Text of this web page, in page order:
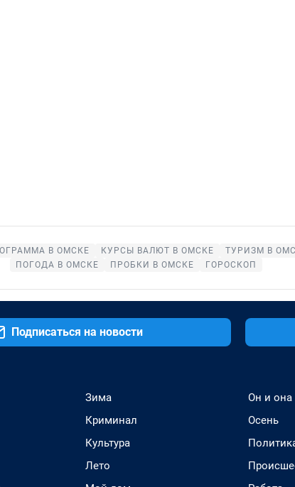
В ОМСКЕ КУРСЫ ВАЛЮТ В ОМСКЕ
ТУРИЗМ В
ПОГОДА В ОМСКЕ
ПРОБКИ В ОМСКЕ ГОРОСКОП
Подписаться на новости
Зима
Криминал
Культура
Лето
Он и она
Осень